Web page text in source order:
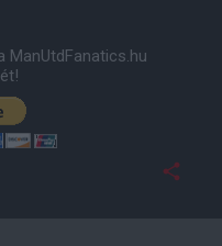
ManUtdFanatics.hu